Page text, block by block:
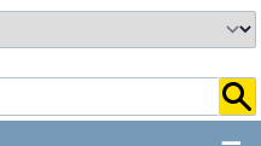
ZUM HAUPTBEREICH